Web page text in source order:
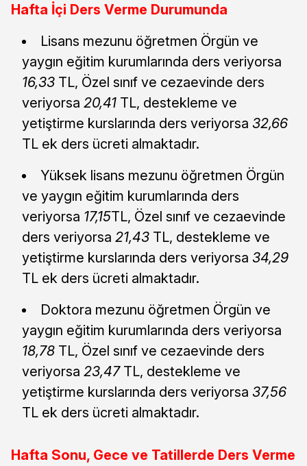
Hafta İçi Ders Verme Durumunda
Lisans mezunu öğretmen Örgün ve
yaygın eğitim kurumlarında ders veriyorsa
16,33 TL, Özel sınıf ve cezaevinde ders
veriyorsa 20,41 TL, destekleme ve
yetiştirme kurslarında ders veriyorsa 32,66
TL ek ders ücreti almaktadır.
Yüksek lisans mezunu öğretmen Örgün
ve yaygın eğitim kurumlarında ders
veriyorsa 17,15TL, Özel sınıf ve cezaevinde
ders veriyorsa 21,43 TL, destekleme ve
yetiştirme kurslarında ders veriyorsa 34,29
TL ek ders ücreti almaktadır.
Doktora mezunu öğretmen Örgün ve
yaygın eğitim kurumlarında ders veriyorsa
18,78 TL, Özel sınıf ve cezaevinde ders
veriyorsa 23,47TL, destekleme ve
yetiştirme kurslarında ders veriyorsa 37,56
TL ek ders ücreti almaktadır.
Hafta Sonu, Gece ve Tatillerde Ders Verme